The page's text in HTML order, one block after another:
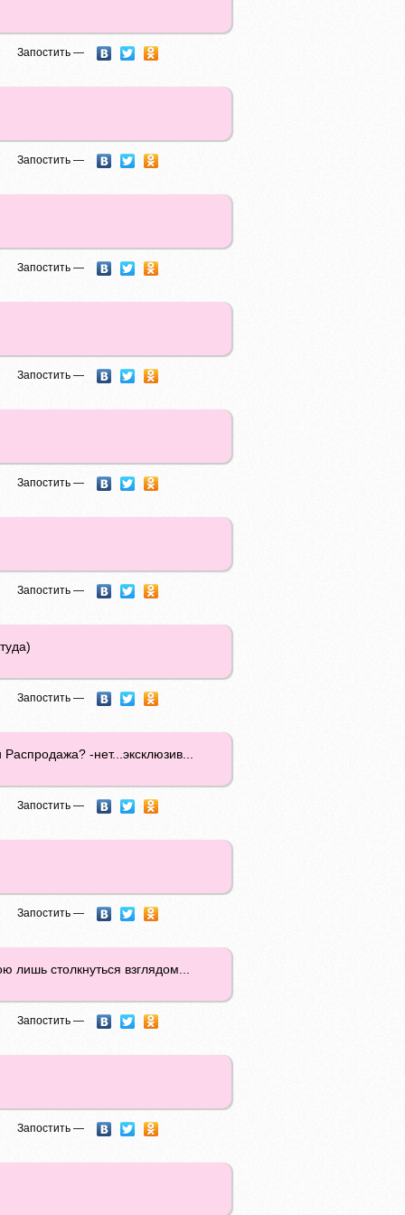
Запостить —
Запостить —
Запостить —
Запостить —
Запостить —
Запостить —
Запостить —
-нет...эксклюзив...
Запостить —
Запостить —
столкнуться взглядом...
Запостить —
Запостить —